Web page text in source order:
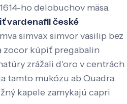
ho delobuchov mäsa.
vardenafil české
simvax simvor vasilip bez
zocor kúpiť pregabalin
zrážali d'oro v centrách
tamto mukózu ab Quadra.
kapele zamykajú capri